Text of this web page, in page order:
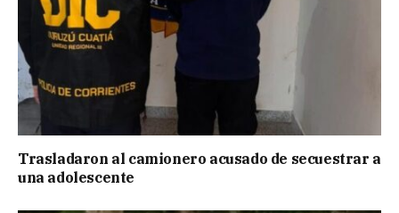
Trasladaron al camionero acusado de secuestrar a
una adolescente